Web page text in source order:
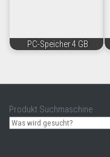
PC-Speicher 4 GB
Produkt Suchmaschine